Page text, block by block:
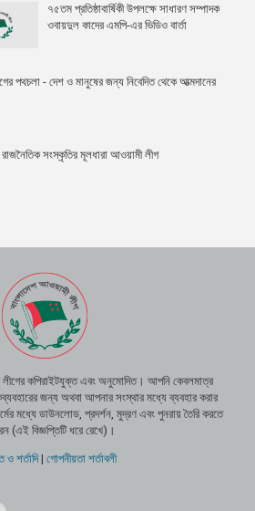
৭৫তম প্রতিষ্ঠাবার্ষিকী উপলক্ষে সাধারণ সম্পাদক
ওবায়দুল কাদের এমপি-এর ভিডিও বার্তা
পথচলা - দেশ ও মানুষের জন্য নিবেদিত থেকে আত্মদানের
রাজনৈতিক সংস্কৃতির মূলধারা আওয়ামী লীগ
লীগের কপিরাইটযুক্ত এবং অনুমোদিত। আপনি কেবলমাত্র
জন্য অথবা আপনার সংস্থার মধ্যে ব্যবহার করার
মধ্যে ডাউনলোড, প্রদর্শন, মুদ্রণ এবং পুনরায় তৈরি করতে
(এই বিজ্ঞপ্তিটি ধরে রেখে)।
ও শর্তাদি| গোপনীয়তা শর্তাবলী